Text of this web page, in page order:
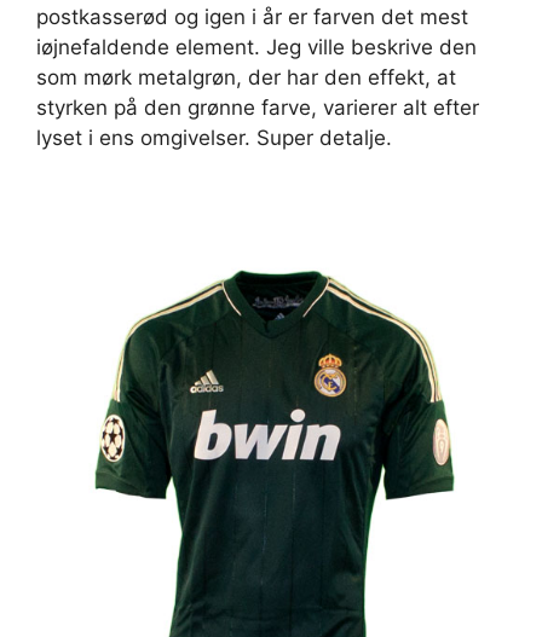
postkasserød og igen i år er farven det mest
iøjnefaldende element. Jeg ville beskrive den
som mørk metalgrøn, der har den effekt, at
styrken på den grønne farve, varierer alt efter
lyset i ens omgivelser. Super detalje.